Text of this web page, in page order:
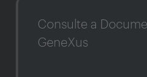
Consulte a
GeneXus